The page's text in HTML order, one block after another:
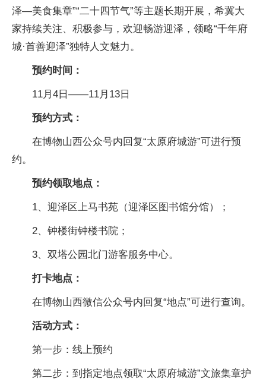
泽—美食集章”“二十四节气”等主题长期开展，希冀大
家持续关注、积极参与，欢迎畅游迎泽，领略“千年府
城·首善迎泽”独特人文魅力。
预约时间：
11月4日——11月13日
预约方式：
在博物山西公众号内回复“太原府城游”可进行预
约。
预约领取地点：
1、迎泽区上马书苑（迎泽区图书馆分馆）；
2、钟楼街钟楼书院；
3、双塔公园北门游客服务中心。
打卡地点：
在博物山西微信公众号内回复“地点”可进行查询。
活动方式：
第一步：线上预约
第二步：到指定地点领取“太原府城游”文旅集章护